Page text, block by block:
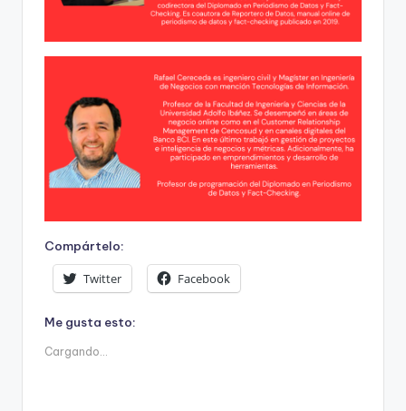
Compártelo:
Twitter Facebook
Me gusta esto:
Cargando...